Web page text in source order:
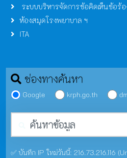
ระบบบริหารจัดการข้อคิดเห็นข้อร้
ห้องสมุดโรงพยาบาล ฯ
ITA
ช่องทางค้นหา
Google krph.go.th
✅ บันทึก IP ใหม่วันนี้: 216.73.216.116